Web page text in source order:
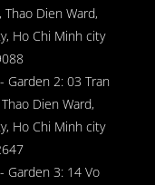
Thao Dien Ward,
Ho Chi Minh city
Garden 2: 03 Tran
Dien Ward,
Ho Chi Minh city
Garden 3: 14 Vo